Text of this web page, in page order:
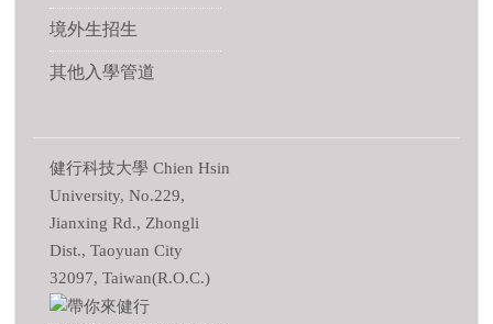
境外生招生
其他入學管道
健行科技大學 Chien Hsin
University, No.229,
Jianxing Rd., Zhongli
Dist., Taoyuan City
32097, Taiwan(R.O.C.)